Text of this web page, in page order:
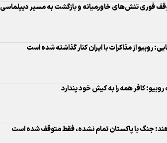
فوری تنش‌های خاورمیانه و بازگشت به مسیر دیپلماسی
روبیو از مذاکرات با ایران کنار گذاشته شده است
کافر همه را به کیش خود پندارد
جنگ با پاکستان تمام نشده، فقط متوقف شده است